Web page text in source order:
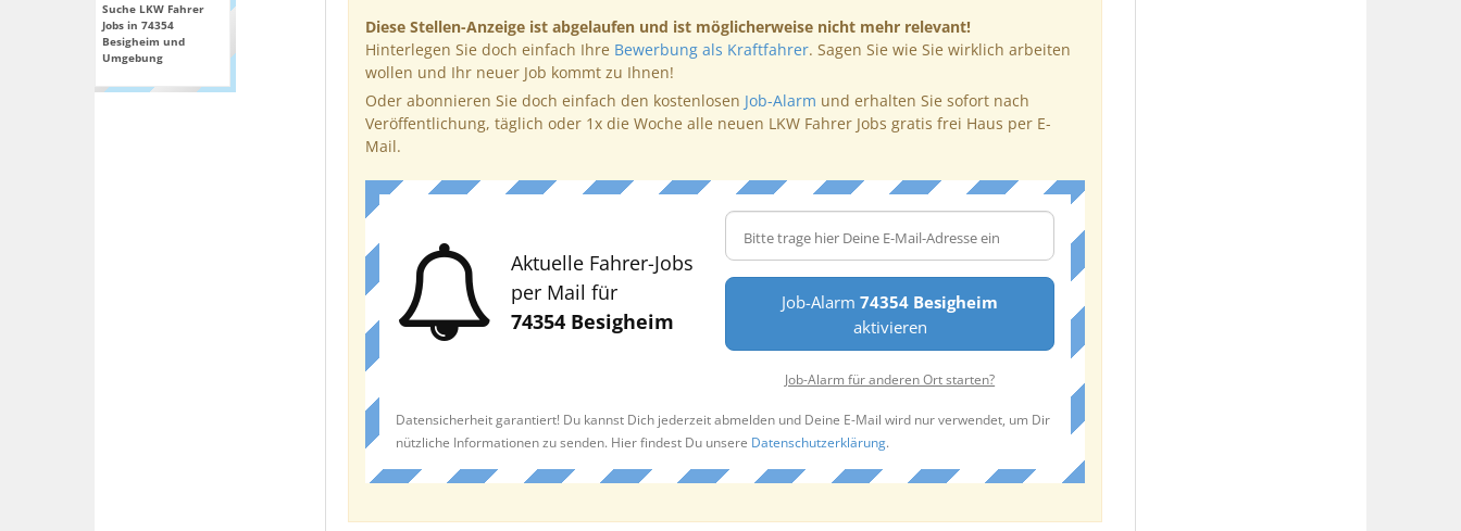
Suche LKW Fahrer
Jobs in 74354
Besigheim und
Umgebung
Diese Stellen-Anzeige ist abgelaufen und ist möglicherweise nicht mehr relevant!
Hinterlegen Sie doch einfach Ihre Bewerbung als Kraftfahrer. Sagen Sie wie Sie wirklich arbeiten
wollen und Ihr neuer Job kommt zu Ihnen!
Oder abonnieren Sie doch einfach den kostenlosen Job-Alarm und erhalten Sie sofort nach
Veröffentlichung, täglich oder 1x die Woche alle neuen LKW Fahrer Jobs gratis frei Haus per E-
Mail.
Aktuelle Fahrer-Jobs
per Mail für
74354 Besigheim
Job-Alarm74354 Besigheim
aktivieren
Job-Alarm für anderen Ort starten?
Datensicherheit garantiert! Du kannst Dich jederzeit abmelden und Deine E-Mail wird nur verwendet, um Dir
nützliche Informationen zu senden. Hier findest Du unsere Datenschutzerklärung.